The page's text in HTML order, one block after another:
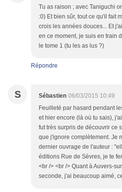
Tu as raison ; avec Taniguchi
:0) Et bien sûr, tout ce qu'il fait
crois les années douces... Et
en ce moment, je suis en train
le tome 1 (tu les as lus ?)
Répondre
S Sébastien 06/03/2015 10:49
Feuilleté par hasard pendant
et hier encore (là où tu sais),
fut très surpris de découvrir ce
que j'ignore complètement. Je
dernier ouvrage de l'auteur :
éditions Rue de Sèvres, je te
<br /> <br /> Quant à Auvers-
seconde, j'ai beaucoup aimé,